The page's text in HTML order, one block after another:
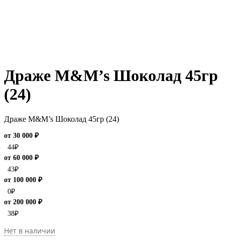
Драже M&M’s Шоколад 45гр
(24)
Драже M&M’s Шоколад 45гр (24)
от 30 000 ₽
44₽
от 60 000 ₽
43₽
от 100 000 ₽
0₽
от 200 000 ₽
38₽
Нет в наличии